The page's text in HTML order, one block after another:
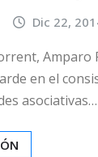
Dic 22,
Amparo
en el
asociativas…